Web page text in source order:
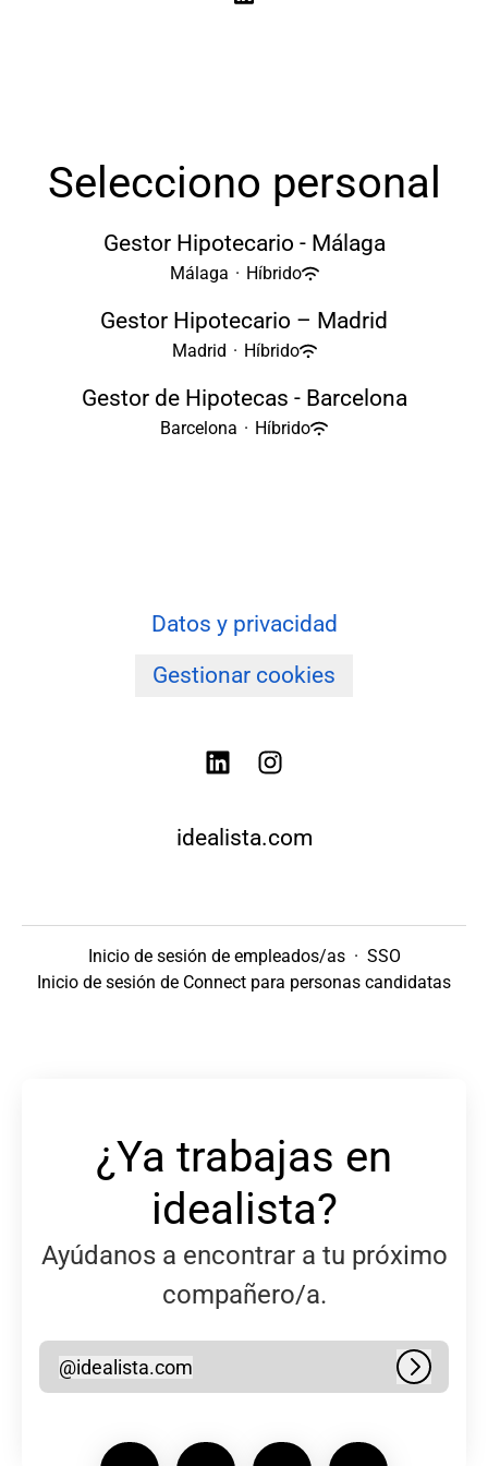
Selecciono personal
Gestor Hipotecario - Málaga
Málaga · Híbrido
Gestor Hipotecario – Madrid
Madrid · Híbrido
Gestor de Hipotecas - Barcelona
Barcelona · Híbrido
Datos y privacidad
Gestionar cookies
idealista.com
Inicio de sesión de empleados/as · SSO
Inicio de sesión de Connect para personas candidatas
¿Ya trabajas en
idealista?
Ayúdanos a encontrar a tu próximo
compañero/a.
idealista.com
@idealista.com Iniciar